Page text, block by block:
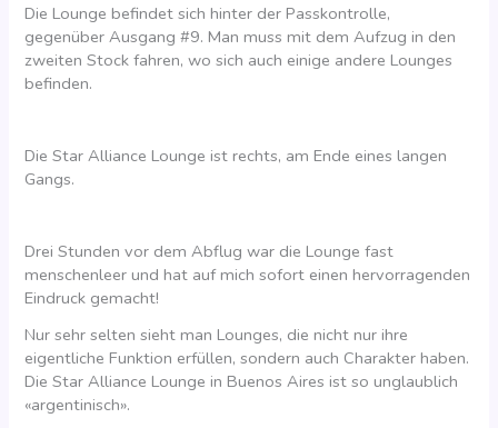
Die Lounge befindet sich hinter der Passkontrolle,
gegenüber Ausgang #9. Man muss mit dem Aufzug in den
zweiten Stock fahren, wo sich auch einige andere Lounges
befinden.
Die Star Alliance Lounge ist rechts, am Ende eines langen
Gangs.
Drei Stunden vor dem Abflug war die Lounge fast
menschenleer und hat auf mich sofort einen hervorragenden
Eindruck gemacht!
Nur sehr selten sieht man Lounges, die nicht nur ihre
eigentliche Funktion erfüllen, sondern auch Charakter haben.
Die Star Alliance Lounge in Buenos Aires ist so unglaublich
«argentinisch».